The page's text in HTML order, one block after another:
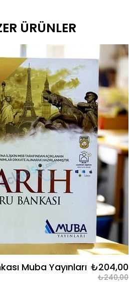
ÜRÜNLER
Muba Yayınları ₺204,00
₺240,00